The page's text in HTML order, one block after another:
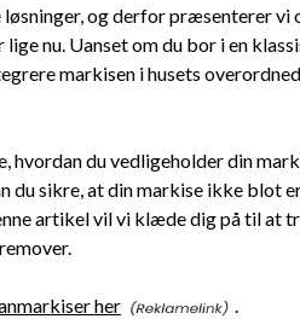
og derfor præsenterer vi
nu. Uanset om du bor i en
markisen i husets
hvordan du vedligeholder din
du sikre, at din markise ikke blot
artikel vil vi klæde dig på til at
her .